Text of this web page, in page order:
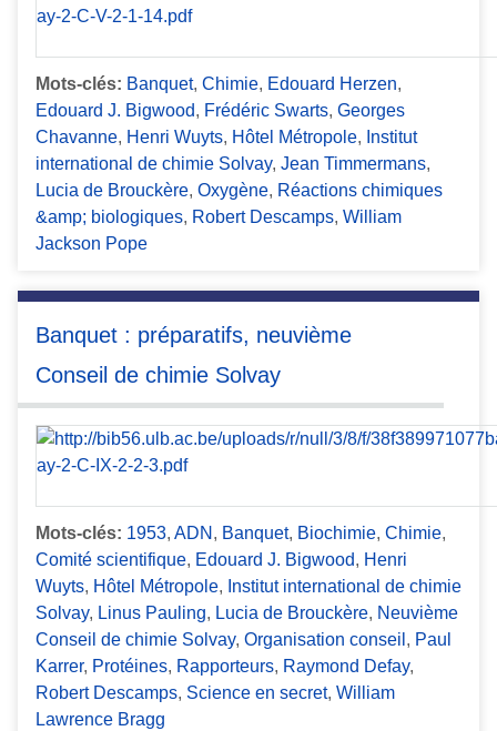
Mots-clés: Banquet, Chimie, Edouard Herzen,
Edouard J. Bigwood, Frédéric Swarts, Georges
Chavanne, Henri Wuyts, Hôtel Métropole, Institut
international de chimie Solvay, Jean Timmermans,
Lucia de Brouckère, Oxygène, Réactions chimiques
&amp; biologiques, Robert Descamps, William
Jackson Pope
Banquet : préparatifs, neuvième
Conseil de chimie Solvay
Mots-clés: 1953, ADN , Banquet, Biochimie, Chimie,
Comité scientifique, Edouard J. Bigwood, Henri
Wuyts, Hôtel Métropole, Institut international de chimie
Solvay, Linus Pauling, Lucia de Brouckère, Neuvième
Conseil de chimie Solvay, Organisation conseil , Paul
Karrer, Protéines, Rapporteurs, Raymond Defay,
Robert Descamps, Science en secret, William
Lawrence Bragg